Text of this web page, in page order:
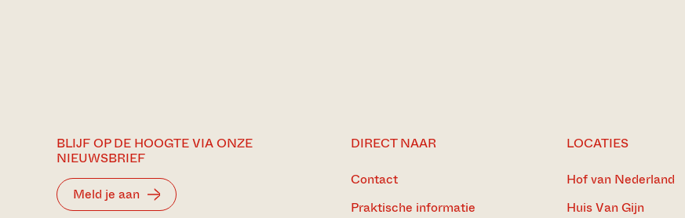
BLIJF OP DE HOOGTE VIA ONZE
NIEUWSBRIEF
Meld je aan
DIRECT NAAR
Contact
Praktische informatie
LOCATIES
Hof van Nederland
Huis Van Gijn